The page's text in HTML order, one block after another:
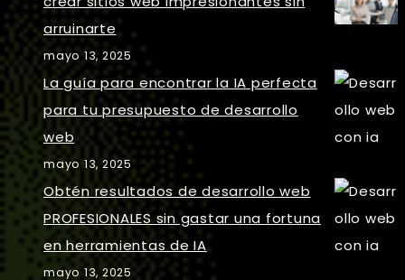
arruinarte
mayo 13, 2025
La guía para encontrar la IA perfecta
para tu presupuesto de desarrollo
web
mayo 13, 2025
Obtén resultados de desarrollo web
PROFESIONALES sin gastar una fortuna
en herramientas de IA
mayo 13, 2025